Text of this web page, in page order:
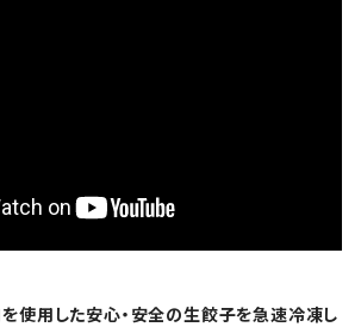
使用した安心・安全の生餃子を急速冷凍し